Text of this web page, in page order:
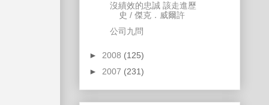
沒績效的忠誠 該走進歷
史 / 傑克．威爾許
公司九問
► 2008 (125)
► 2007 (231)